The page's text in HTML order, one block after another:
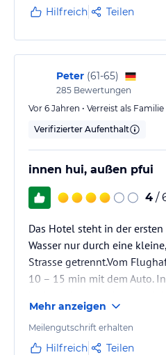
Service als gemächlich
bescheiden. Neben dem
öffentlicher Strand,…
Hilfreich Teilen
Peter (61-65)
285 Bewertungen
Vor 6 Jahren • Verreist als
Verifizierter Aufenthalt
innen hui, außen pfui
4 /
Das Hotel steht in der
Wasser nur durch eine
Strasse getrennt.Vom
10 – 15 min mit dem Auto.
kein Resturant oder einen
gefunden. Das Hotel ist ein
scheint relativ neu gebaut
Mehr anzeigen
Meilengutschrift erhalten
Hilfreich Teilen